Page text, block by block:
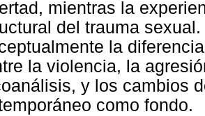
mientras la
del trauma
la
la violencia, la
y los cambios
como fondo.